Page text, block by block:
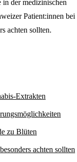
in der medizinischen
Patient:innen bei
achten sollten.
Extrakten
zu Blüten
achten sollten